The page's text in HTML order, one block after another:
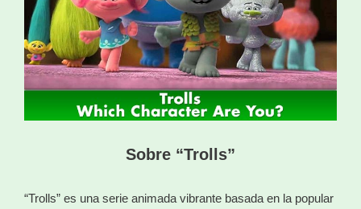
Sobre “Trolls”
“Trolls” es una serie animada vibrante basada en la popular